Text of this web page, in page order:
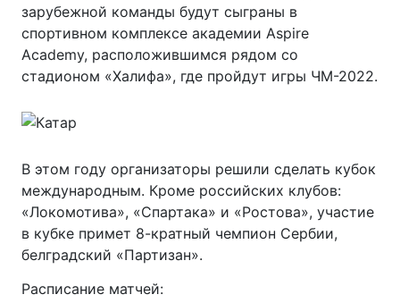
зарубежной команды будут сыграны в
спортивном комплексе академии Aspire
Academy, расположившимся рядом со
стадионом «Халифа», где пройдут игры ЧМ-2022.
В этом году организаторы решили сделать кубок
международным. Кроме российских клубов:
«Локомотива», «Спартака» и «Ростова», участие
в кубке примет 8-кратный чемпион Сербии,
белградский «Партизан».
Расписание матчей: